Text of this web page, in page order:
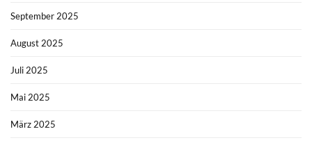
September 2025
August 2025
Juli 2025
Mai 2025
März 2025